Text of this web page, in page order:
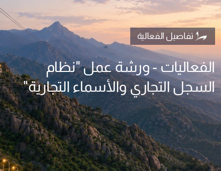
تفاصيل الفعالية
الفعاليات - ورشة عمل "نظام
السجل التجاري والأسماء التجارية"